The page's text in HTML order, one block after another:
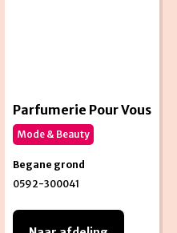
Parfumerie Pour Vous
0592-300041
Mode & Beauty
Begane grond